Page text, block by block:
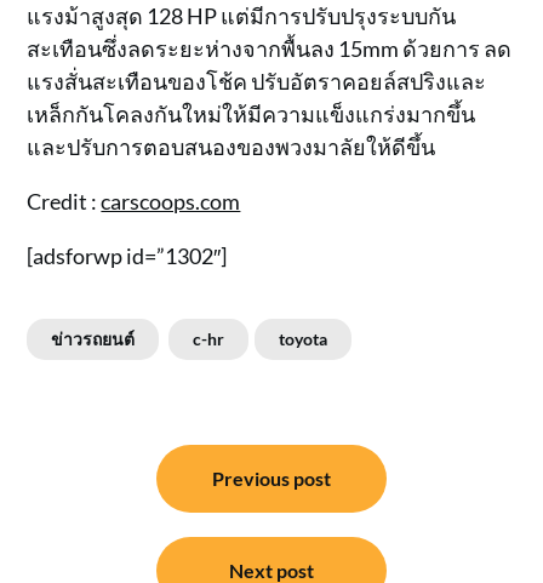
แรงม้าสูงสุด 128 HP แต่มีการปรับปรุงระบบกัน
สะเทือนซึ่งลดระยะห่างจากพื้นลง 15mm ด้วยการ ลด
แรงสั่นสะเทือนของโช้ค ปรับอัตราคอยล์สปริงและ
เหล็กกันโคลงกันใหม่ให้มีความแข็งแกร่งมากขึ้น
และปรับการตอบสนองของพวงมาลัยให้ดีขึ้น
Credit :carscoops.com
[adsforwp id=”1302″]
ข่าวรถยนต์ c-hr toyota
Previous post
Next post